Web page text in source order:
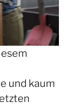
und kaum